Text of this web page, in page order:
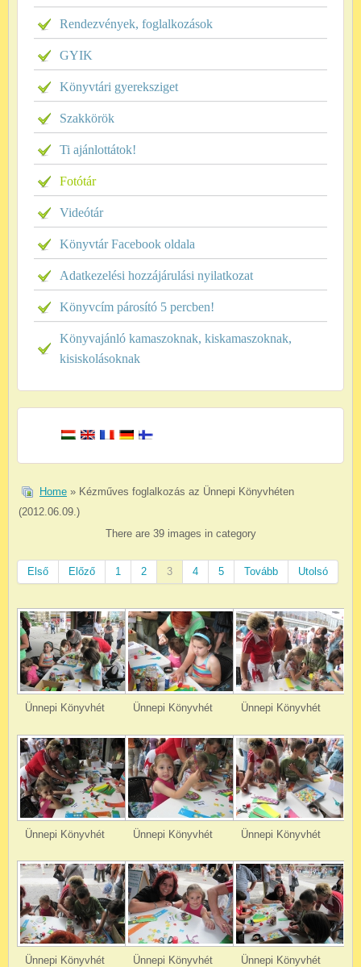
Rendezvények, foglalkozások
GYIK
Könyvtári gyereksziget
Szakkörök
Ti ajánlottátok!
Fotótár
Videótár
Könyvtár Facebook oldala
Adatkezelési hozzájárulási nyilatkozat
Könyvcím párosító 5 percben!
Könyvajánló kamaszoknak, kiskamaszoknak,
kisiskolásoknak
Home » Kézműves foglalkozás az Ünnepi Könyvhéten
(2012.06.09.)
There are 39 images in category
Első Előző 1 2 3 4 5 Tovább Utolsó
Ünnepi Könyvhét Ünnepi Könyvhét Ünnepi Könyvhét
Ünnepi Könyvhét Ünnepi Könyvhét Ünnepi Könyvhét
Ünnepi Könyvhét Ünnepi Könyvhét Ünnepi Könyvhét